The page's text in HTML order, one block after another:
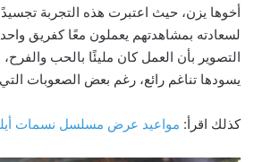
أخوها يزن، حيث اعتبرت هذه التجربة
لسعادته بمشاهدتهم يعملون معًا كفريق
التصوير بأن العمل كان مليئًا بالحب والفرح،
يسودها تناغم رائع، رغم بعض الصعوبات
كذلك اقرأ: مواعيد عرض مسلسل نسمات